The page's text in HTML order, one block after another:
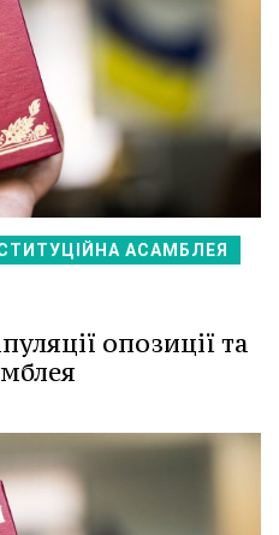
АСАМБЛЕЯ
опозиції та